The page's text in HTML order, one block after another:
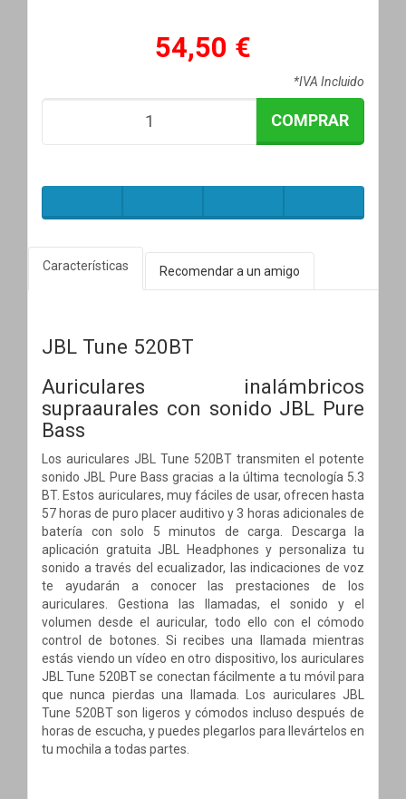
54,50 €
*IVA Incluido
COMPRAR
Características Recomendar a un amigo
JBL Tune 520BT
Auriculares inalámbricos
supraaurales con sonido JBL Pure
Bass
Los auriculares JBL Tune 520BT transmiten el potente
sonido JBL Pure Bass gracias a la última tecnología 5.3
BT. Estos auriculares, muy fáciles de usar, ofrecen hasta
57 horas de puro placer auditivo y 3 horas adicionales de
batería con solo 5 minutos de carga. Descarga la
aplicación gratuita JBL Headphones y personaliza tu
sonido a través del ecualizador, las indicaciones de voz
te ayudarán a conocer las prestaciones de los
auriculares. Gestiona las llamadas, el sonido y el
volumen desde el auricular, todo ello con el cómodo
control de botones. Si recibes una llamada mientras
estás viendo un vídeo en otro dispositivo, los auriculares
JBL Tune 520BT se conectan fácilmente a tu móvil para
que nunca pierdas una llamada. Los auriculares JBL
Tune 520BT son ligeros y cómodos incluso después de
horas de escucha, y puedes plegarlos para llevártelos en
tu mochila a todas partes.